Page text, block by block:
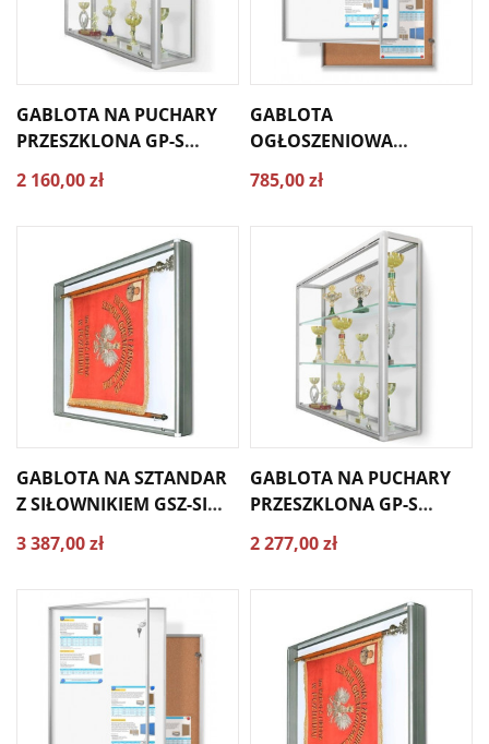
GABLOTA NA PUCHARY
PRZESZKLONA GP-S
150X90X25CM
2 160,00 zł
GABLOTA
OGŁOSZENIOWA
WEWNĘTRZNA GMR
60X90 CM
785,00 zł
GABLOTA NA SZTANDAR
Z SIŁOWNIKIEM GSZ-SI
170X140X10CM
3 387,00 zł
GABLOTA NA PUCHARY
PRZESZKLONA GP-S
150X110X25CM
2 277,00 zł